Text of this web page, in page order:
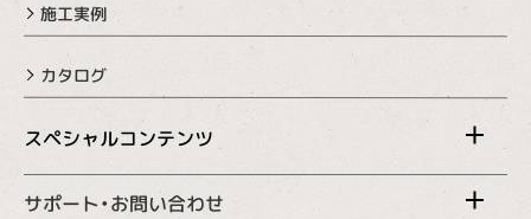
施工実例
カタログ
スペシャルコンテンツ
サポート・お問い合わせ